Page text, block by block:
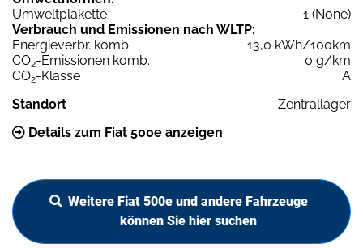
Umweltplakette
1 (None)
Verbrauch und Emissionen nach WLTP:
Energieverbr. komb.
13,0 kWh/100km
CO2-Emissionen komb.
0 g/km
CO2-Klasse
A
Standort
Zentrallager
Details zum Fiat 500e anzeigen
Weitere Fiat 500e und andere Fahrzeuge
können Sie hier suchen